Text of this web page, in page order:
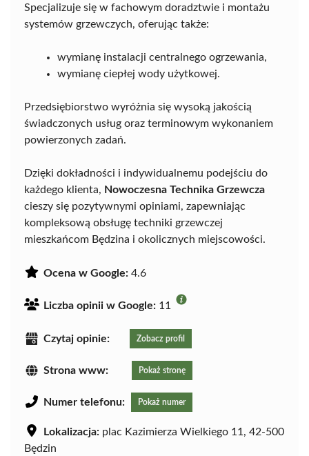
Specjalizuje się w fachowym doradztwie i montażu
systemów grzewczych, oferując także:
wymianę instalacji centralnego ogrzewania,
wymianę ciepłej wody użytkowej.
Przedsiębiorstwo wyróżnia się wysoką jakością
świadczonych usług oraz terminowym wykonaniem
powierzonych zadań.
Dzięki dokładności i indywidualnemu podejściu do
każdego klienta, Nowoczesna Technika Grzewcza
cieszy się pozytywnymi opiniami, zapewniając
kompleksową obsługę techniki grzewczej
mieszkańcom Będzina i okolicznych miejscowości.
Ocena w Google: 4.6
Liczba opinii w Google: 11
Czytaj opinie: Zobacz profil
Strona www: Pokaż stronę
Numer telefonu: Pokaż numer
Lokalizacja: plac Kazimierza Wielkiego 11, 42-500
Będzin